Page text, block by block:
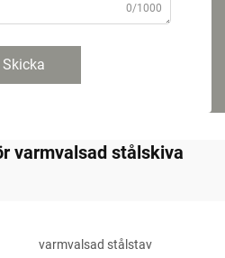
0/1000
Skicka
varmvalsad stålskiva
varmvalsad stålstav